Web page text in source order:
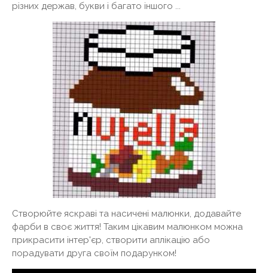
різних держав, букви і багато іншого ...
Створюйте яскраві та насичені малюнки, додавайте
фарби в своє життя! Таким цікавим малюнком можна
прикрасити інтер'єр, створити аплікацію або
порадувати друга своїм подарунком!